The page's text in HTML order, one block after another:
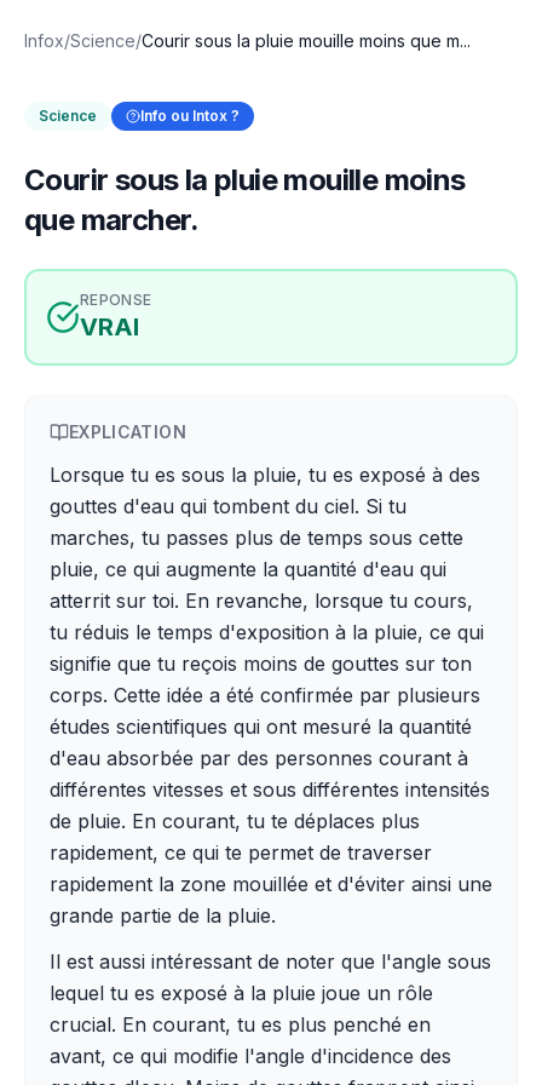
Infox/Science/Courir sous la pluie mouille moins que m...
Science Info ou Intox ?
Courir sous la pluie mouille moins
que marcher.
REPONSE
VRAI
EXPLICATION
Lorsque tu es sous la pluie, tu es exposé à des
gouttes d'eau qui tombent du ciel. Si tu
marches, tu passes plus de temps sous cette
pluie, ce qui augmente la quantité d'eau qui
atterrit sur toi. En revanche, lorsque tu cours,
tu réduis le temps d'exposition à la pluie, ce qui
signifie que tu reçois moins de gouttes sur ton
corps. Cette idée a été confirmée par plusieurs
études scientifiques qui ont mesuré la quantité
d'eau absorbée par des personnes courant à
différentes vitesses et sous différentes intensités
de pluie. En courant, tu te déplaces plus
rapidement, ce qui te permet de traverser
rapidement la zone mouillée et d'éviter ainsi une
grande partie de la pluie.
Il est aussi intéressant de noter que l'angle sous
lequel tu es exposé à la pluie joue un rôle
crucial. En courant, tu es plus penché en
avant, ce qui modifie l'angle d'incidence des